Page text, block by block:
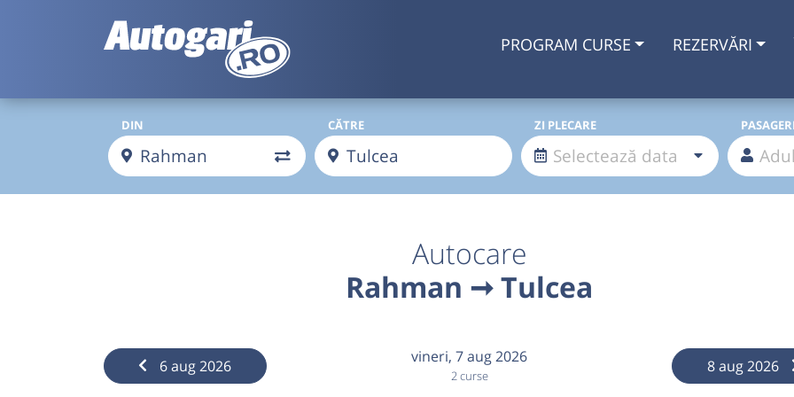
PROGRAM CURSE REZERVĂRI
DIN CĂTRE ZI PLECARE PASAGERI
Autocare
Rahman ➞ Tulcea
6 aug 2026 vineri, 7 aug 2026
2 curse 8 aug 2026